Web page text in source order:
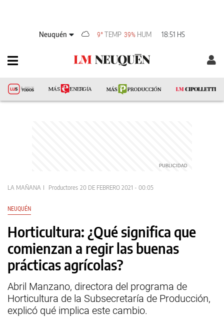
Neuquén 9°TEMP 39% HUM 18:51 HS
LA MAÑANA Productores 20 DE FEBRERO 2021 - 00:05
NEUQUÉN
Horticultura: ¿Qué significa que
comienzan a regir las buenas
prácticas agrícolas?
Abril Manzano, directora del programa de
Horticultura de la Subsecretaría de Producción,
explicó qué implica este cambio.